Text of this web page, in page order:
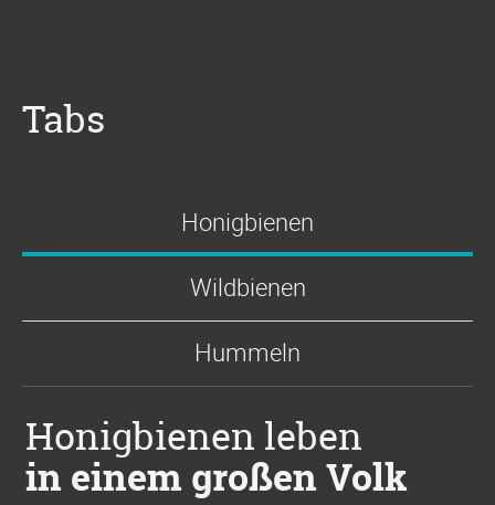
Tabs
Honigbienen
Wildbienen
Hummeln
Honigbienen leben
in einem großen Volk